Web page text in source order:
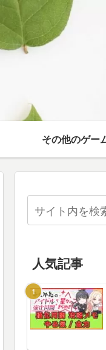
その他のゲー
人気記事